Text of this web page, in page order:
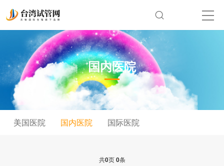
国内医院
美国医院 国内医院 国际医院
共0页0条